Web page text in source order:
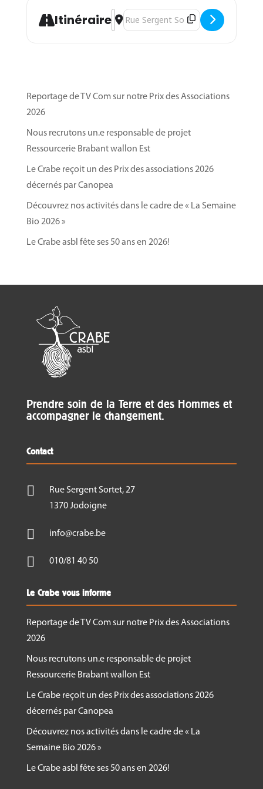
ItinéraireAddress - Séance d'information -
Destination Address - Séance
Reportage de TV Com sur notre Prix des Associations
2026
Nous recrutons un.e responsable de projet
Ressourcerie Brabant wallon Est
Le Crabe reçoit un des Prix des associations 2026
décernés par Canopea
Découvrez nos activités dans le cadre de « La Semaine
Bio 2026 »
Le Crabe asbl fête ses 50 ans en 2026!
Prendre soin de la Terre et des Hommes et
accompagner le changement.
Contact

Rue Sergent Sortet, 27
1370 Jodoigne
 info@crabe.be
 010/81 40 50
Le Crabe vous informe
Reportage de TV Com sur notre Prix des Associations
2026
Nous recrutons un.e responsable de projet
Ressourcerie Brabant wallon Est
Le Crabe reçoit un des Prix des associations 2026
décernés par Canopea
Découvrez nos activités dans le cadre de « La
Semaine Bio 2026 »
Le Crabe asbl fête ses 50 ans en 2026!